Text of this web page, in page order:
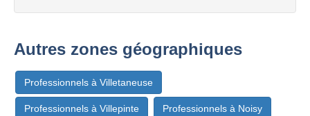
Autres zones géographiques
Professionnels à Villetaneuse
Professionnels à Villepinte Professionnels à Noisy